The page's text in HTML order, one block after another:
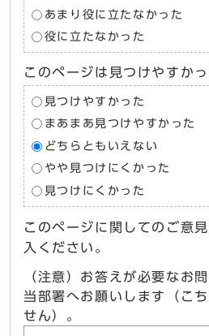
あまり役に立たなかった
役に立たなかった
このページは見つけやすか
見つけやすかった
まあまあ見つけやすかった
どちらともいえない
やや見つけにくかった
見つけにくかった
このページに関してのご意
入ください。
（注意）お答えが必要なお
当部署へお願いします（こ
せん）。